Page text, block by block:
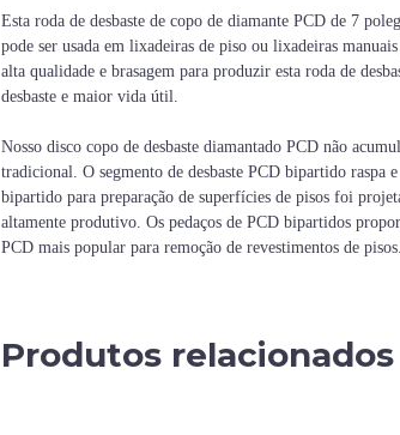
Esta roda de desbaste de copo de diamante PCD de 7
pode ser usada em lixadeiras de piso ou lixadeiras
alta qualidade e brasagem para produzir esta roda de
desbaste e maior vida útil.
Nosso disco copo de desbaste diamantado PCD não
tradicional. O segmento de desbaste PCD bipartido raspa
bipartido para preparação de superfícies de pisos foi
altamente produtivo. Os pedaços de PCD bipartidos
PCD mais popular para remoção de revestimentos de pisos.
Produtos relacionados